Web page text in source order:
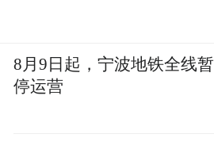
8月9日起，宁波地铁全线暂
停运营